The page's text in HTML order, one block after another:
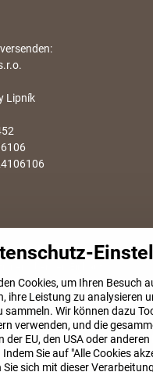
Lipník
917 801
von 8:30 bis 15:00
Cookies, um Ihren Besuch
ihre Leistung zu analysieren
sammeln. Wir können dazu
verwenden, und die
der EU, den USA oder
Sie auf "Alle Cookies
Sie sich mit dieser